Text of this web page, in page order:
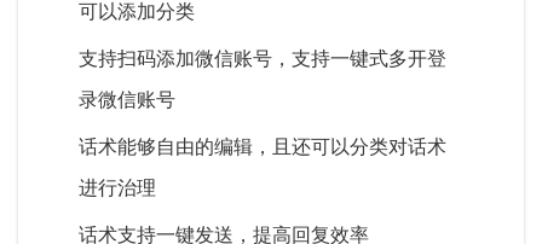
可以添加分类
支持扫码添加微信账号，支持一键式多开登
录微信账号
话术能够自由的编辑，且还可以分类对话术
进行治理
话术支持一键发送，提高回复效率